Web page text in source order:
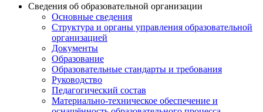
Сведения об образовательной организации
Основные сведения
Структура и органы управления образовательной
организацией
Документы
Образование
Образовательные стандарты и требования
Руководство
Педагогический состав
Материально-техническое обеспечение и